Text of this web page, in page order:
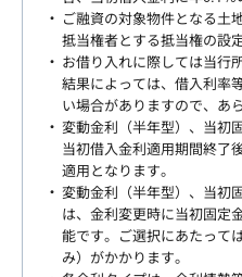
ご融資の対象物件となる土
抵当権者とする抵当権の設
お借り入れに際しては当行
結果によっては、借入利率
い場合がありますので、あ
変動金利（半年型）、当初
当初借入金利適用期間終了
適用となります。
変動金利（半年型）、当初
は、金利変更時に当初固定
能です。ご選択にあたって
み）がかかります。